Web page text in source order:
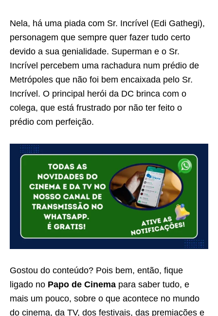
Nela, há uma piada com Sr. Incrível (Edi Gathegi),
personagem que sempre quer fazer tudo certo
devido a sua genialidade. Superman e o Sr.
Incrível percebem uma rachadura num prédio de
Metrópoles que não foi bem encaixada pelo Sr.
Incrível. O principal herói da DC brinca com o
colega, que está frustrado por não ter feito o
prédio com perfeição.
Gostou do conteúdo? Pois bem, então, fique
ligado no Papo de Cinema para saber tudo, e
mais um pouco, sobre o que acontece no mundo
do cinema, da TV, dos festivais, das premiações e